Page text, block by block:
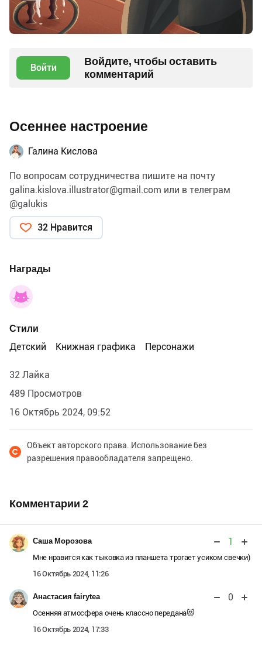
Войти
Войдите, чтобы оставить
комментарий
Осеннее настроение
Галина Кислова
По вопросам сотрудничества пишите на почту
galina.kislova.illustrator@gmail.com или в телеграм
@galukis
32 Нравится
Награды
Стили
Детский
Книжная графика Персонажи
32 Лайка
489 Просмотров
16 Октябрь 2024, 09:52
Объект авторского права. Использование без
разрешения правообладателя запрещено.
Комментарии 2
Саша Морозова 1
Мне нравится как тыковка из планшета трогает усиком свечки)
16 Октябрь 2024, 11:26
Анастасия fairytea 0
Осенняя атмосфера очень классно передана😻
16 Октябрь 2024, 17:33